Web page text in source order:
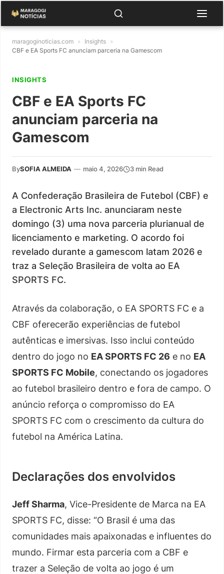
maragoginoticias.com » Insights »
CBF e EA Sports FC anunciam parceria na Gamescom
INSIGHTS
CBF e EA Sports FC
anunciam parceria na
Gamescom
BySOFIA ALMEIDA — maio 4, 2026 3 min Read
A Confederação Brasileira de Futebol (CBF) e
a Electronic Arts Inc. anunciaram neste
domingo (3) uma nova parceria plurianual de
licenciamento e marketing. O acordo foi
revelado durante a gamescom latam 2026 e
traz a Seleção Brasileira de volta ao EA
SPORTS FC.
Através da colaboração, o EA SPORTS FC e a
CBF oferecerão experiências de futebol
autênticas e imersivas. Isso inclui conteúdo
dentro do jogo no EA SPORTS FC 26 e no EA
SPORTS FC Mobile, conectando os jogadores
ao futebol brasileiro dentro e fora de campo. O
anúncio reforça o compromisso do EA
SPORTS FC com o crescimento da cultura do
futebol na América Latina.
Declarações dos envolvidos
Jeff Sharma, Vice-Presidente de Marca na EA
SPORTS FC, disse: “O Brasil é uma das
comunidades mais apaixonadas e influentes do
mundo. Firmar esta parceria com a CBF e
trazer a Seleção de volta ao jogo é um